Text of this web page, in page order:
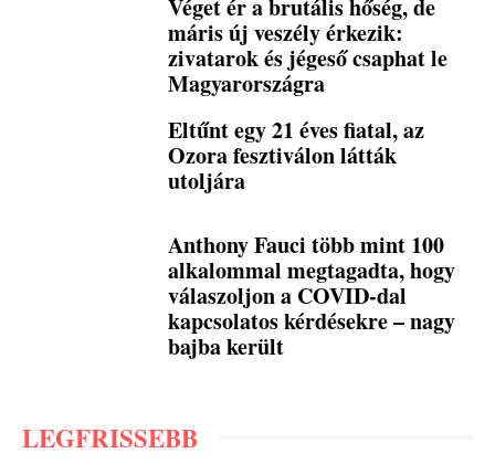
Véget ér a brutális hőség, de
máris új veszély érkezik:
zivatarok és jégeső csaphat le
Magyarországra
Eltűnt egy 21 éves fiatal, az
Ozora fesztiválon látták
utoljára
Anthony Fauci több mint 100
alkalommal megtagadta, hogy
válaszoljon a COVID-dal
kapcsolatos kérdésekre – nagy
bajba került
LEGFRISSEBB